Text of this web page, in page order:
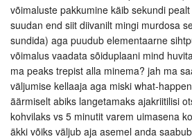
võimaluste pakkumine käib sekundi
suudan end siit diivanilt mingi murdosa
sundida) aga puudub elementaarne
võimalus vaadata sõiduplaani mind
ma peaks trepist alla minema? jah ma
väljumise kellaaja aga miski what-
äärmiselt abiks langetamaks ajakriitilisi
kohvilaks vs 5 minutit varem uimasena
äkki võiks väljub aja asemel anda